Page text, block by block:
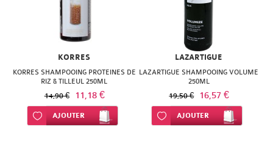
KORRES
KORRES SHAMPOOING PROTEINES DE
RIZ & TILLEUL 250ML
14,90 € 11,18 €
Ajouter à ma liste d’envie
AJOUTER
LAZARTIGUE
LAZARTIGUE SHAMPOOING VOLUME
250ML
19,50 € 16,57 €
Ajouter à ma liste d’envie
AJOUTER